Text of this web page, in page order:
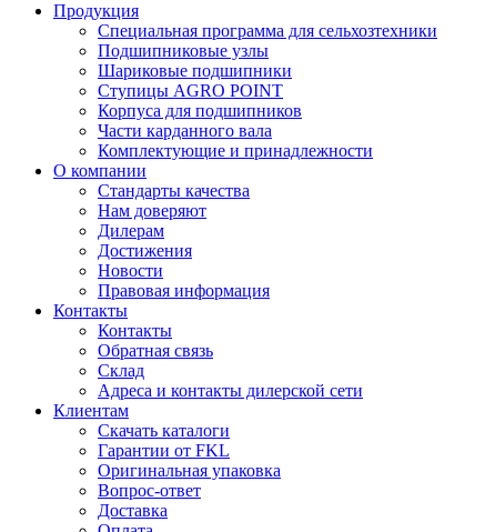
Продукция
Специальная программа для сельхозтехники
Подшипниковые узлы
Шариковые подшипники
Ступицы AGRO POINT
Корпуса для подшипников
Части карданного вала
Комплектующие и принадлежности
О компании
Стандарты качества
Нам доверяют
Дилерам
Достижения
Новости
Правовая информация
Контакты
Контакты
Обратная связь
Склад
Адреса и контакты дилерской сети
Клиентам
Скачать каталоги
Гарантии от FKL
Оригинальная упаковка
Вопрос-ответ
Доставка